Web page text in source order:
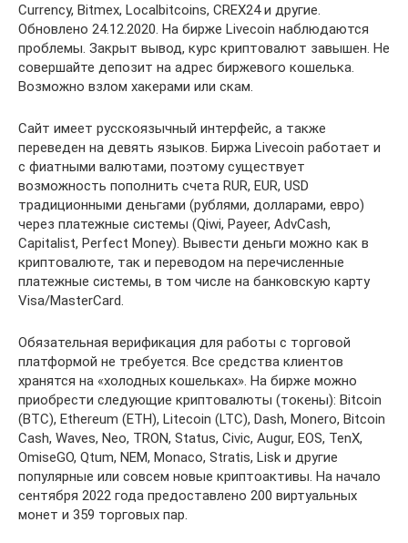
Currency, Bitmex, Localbitcoins, CREX24 и другие.
Обновлено 24.12.2020. На бирже Livecoin наблюдаются
проблемы. Закрыт вывод, курс криптовалют завышен. Не
совершайте депозит на адрес биржевого кошелька.
Возможно взлом хакерами или скам.
Сайт имеет русскоязычный интерфейс, а также
переведен на девять языков. Биржа Livecoin работает и
с фиатными валютами, поэтому существует
возможность пополнить счета RUR, EUR, USD
традиционными деньгами (рублями, долларами, евро)
через платежные системы (Qiwi, Payeer, AdvCash,
Capitalist, Perfect Money). Вывести деньги можно как в
криптовалюте, так и переводом на перечисленные
платежные системы, в том числе на банковскую карту
Visa/MasterCard.
Обязательная верификация для работы с торговой
платформой не требуется. Все средства клиентов
хранятся на «холодных кошельках». На бирже можно
приобрести следующие криптовалюты (токены): Bitcoin
(BTC), Ethereum (ETH), Litecoin (LTC), Dash, Monero, Bitcoin
Cash, Waves, Neo, TRON, Status, Civic, Augur, EOS, TenX,
OmiseGO, Qtum, NEM, Monaco, Stratis, Lisk и другие
популярные или совсем новые криптоактивы. На начало
сентября 2022 года предоставлено 200 виртуальных
монет и 359 торговых пар.